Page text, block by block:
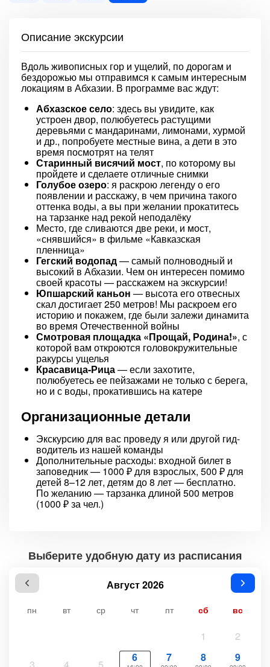
Описание экскурсии
Вдоль живописных гор и ущелий, по дорогам и
бездорожью мы отправимся к самым интересным
локациям в Абхазии. В программе вас ждут:
Абхазское село: здесь вы увидите, как
устроен двор, полюбуетесь растущими
деревьями с мандаринами, лимонами, хурмой
и др., попробуете местные вина, а дети в это
время посмотрят на телят
Старинный висячий мост, по которому вы
пройдете и сделаете отличные снимки
Голубое озеро: я раскрою легенду о его
появлении и расскажу, в чем причина такого
оттенка воды, а вы при желании прокатитесь
на тарзанке над рекой неподалёку
Место, где сливаются две реки, и мост,
«снявшийся» в фильме «Кавказская
пленница»
Гегский водопад— самый полноводный и
высокий в Абхазии. Чем он интересен помимо
своей красоты — расскажем на экскурсии!
Юпшарский каньон — высота его отвесных
скал достигает 250 метров! Мы раскроем его
историю и покажем, где были залежи динамита
во время Отечественной войны
Смотровая площадка «Прощай, Родина!», с
которой вам откроются головокружительные
ракурсы ущелья
Красавица-Рица— если захотите,
полюбуетесь ее пейзажами не только с берега,
но и с воды, прокатившись на катере
Организационные детали
Экскурсию для вас проведу я или другой гид-
водитель из нашей команды
Дополнительные расходы: входной билет в
заповедник — 1000 ₽ для взрослых, 500 ₽ для
детей 8–12 лет, детям до 8 лет — бесплатно.
По желанию — тарзанка длиной 500 метров
(1000 ₽ за чел.)
Выберите удобную дату из расписания
Август 2026
пн вт ср чт пт сб вс
1 2
6 7 8 9